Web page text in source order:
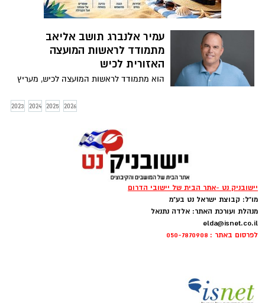
עמיר אלנברג תושב אליאב
מתמודד לראשות המועצה
האזורית לכיש
הוא מתמודד לראשות המועצה לכיש, מעריץ
בעצמו מנהיג ורוצה שיזכרו אותו בתור ראש
המועצה. עמיר אלנברג עונה לשאלות של אתר
יישובניק נט לקראת הבחירות
2023 2024 2025 2026
יישובניק נט -אתר הבית של יישובי הדרום
מו"ל: קבוצת ישראל נט בע"מ
מנהלת ועורכת האתר: אלדה נתנאל
elda@isnet.co.il
לפרסום באתר : 050-7870908